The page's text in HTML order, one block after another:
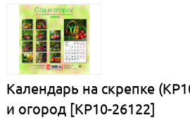
Календарь на скрепке
и огород [КР10-26122]